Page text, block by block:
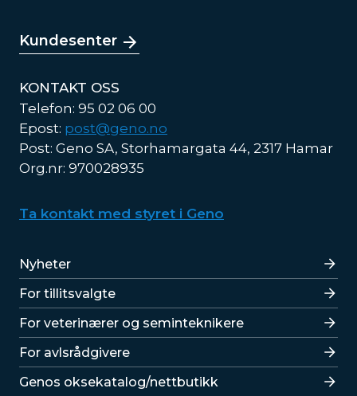
Kundesenter
KONTAKT OSS
Telefon: 95 02 06 00
Epost: post@geno.no
Post: Geno SA, Storhamargata 44, 2317 Hamar
Org.nr: 970028935
Ta kontakt med styret i Geno
Lenker
Nyheter
For tillitsvalgte
For veterinærer og seminteknikere
For avlsrådgivere
Lenker
Genos oksekatalog/nettbutikk